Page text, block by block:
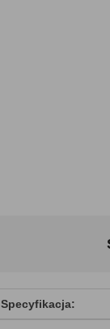
Specyfikacja: